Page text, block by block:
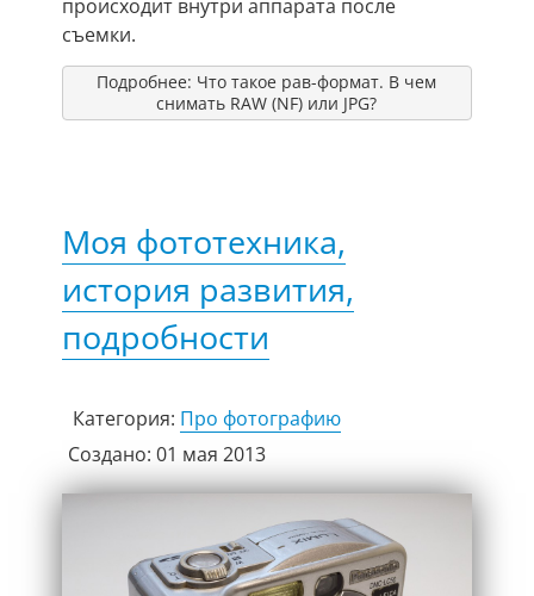
происходит внутри аппарата после
съемки.
Подробнее: Что такое рав-формат. В чем
снимать RAW (NF) или JPG?
Моя фототехника,
история развития,
подробности
Категория: Про фотографию
Создано: 01 мая 2013